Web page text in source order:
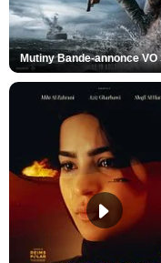
Mutiny Bande-annonce VO